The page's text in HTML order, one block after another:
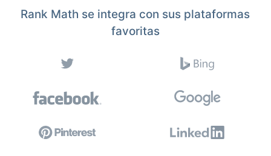
Rank Math se integra con sus plataformas
favoritas